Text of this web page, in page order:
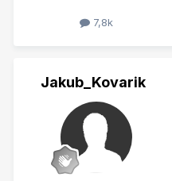
7,8k
Jakub_Kovarik